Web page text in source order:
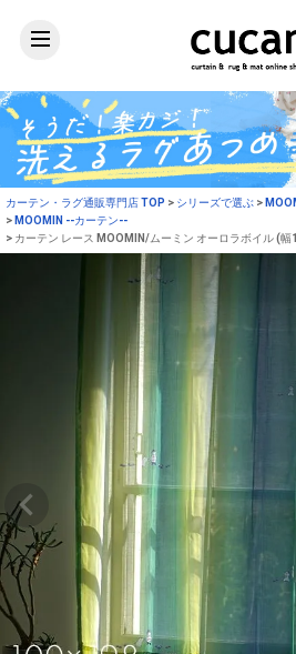
カーテン・ラグ通販専門店 TOP シリーズで選ぶ
MOOMIN --カーテン--
カーテン レース MOOMIN/ムーミン オーロラボイル (